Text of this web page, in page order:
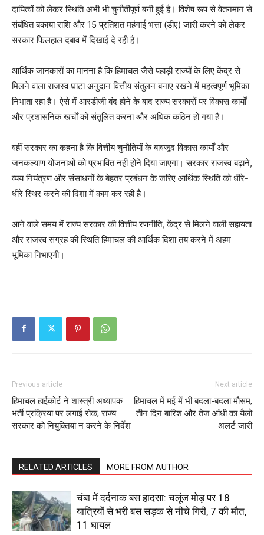
News Week
Magazine PRO
Company
Contact us
Subscription Plans
My account
दायित्वों को लेकर स्थिति अभी भी चुनौतीपूर्ण बनी हुई है। विशेष रूप से वेतनमान से
संबंधित बकाया राशि और 15 प्रतिशत महंगाई भत्ता (डीए) जारी करने को लेकर
सरकार फिलहाल दबाव में दिखाई दे रही है।
आर्थिक जानकारों का मानना है कि हिमाचल जैसे पहाड़ी राज्यों के लिए केंद्र से
मिलने वाला राजस्व घाटा अनुदान वित्तीय संतुलन बनाए रखने में महत्वपूर्ण भूमिका
निभाता रहा है। ऐसे में आरडीजी बंद होने के बाद राज्य सरकारों पर विकास कार्यों
और प्रशासनिक खर्चों को संतुलित करना और अधिक कठिन हो गया है।
वहीं सरकार का कहना है कि वित्तीय चुनौतियों के बावजूद विकास कार्यों और
जनकल्याण योजनाओं को प्रभावित नहीं होने दिया जाएगा। सरकार राजस्व बढ़ाने,
व्यय नियंत्रण और संसाधनों के बेहतर प्रबंधन के जरिए आर्थिक स्थिति को धीरे-
धीरे स्थिर करने की दिशा में काम कर रही है।
आने वाले समय में राज्य सरकार की वित्तीय रणनीति, केंद्र से मिलने वाली सहायता
और राजस्व संग्रह की स्थिति हिमाचल की आर्थिक दिशा तय करने में अहम
भूमिका निभाएगी।
Previous article
हिमाचल हाईकोर्ट ने शास्त्री अध्यापक
भर्ती प्रक्रिया पर लगाई रोक, राज्य
सरकार को नियुक्तियां न करने के निर्देश
Next article
हिमाचल में मई में भी बदला-बदला मौसम,
तीन दिन बारिश और तेज आंधी का यैलो
अलर्ट जारी
RELATED ARTICLES MORE FROM AUTHOR
चंबा में दर्दनाक बस हादसा: चलूंज मोड़ पर 18
यात्रियों से भरी बस सड़क से नीचे गिरी, 7 की मौत,
11 घायल